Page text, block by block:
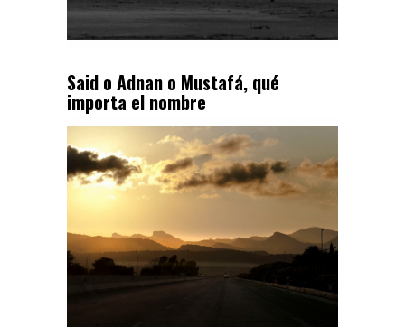
Said o Adnan o Mustafá, qué
importa el nombre